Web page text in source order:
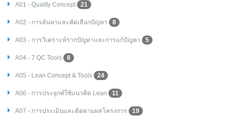
A01 - Quality Concept 21
A02 - การค้นหาและคัดเลือกปัญหา 8
A03 - การวิเคราะห์รากปัญหาและการแก้ปัญหา 5
A04 - 7 QC Tools 8
A05 - Lean Concept & Tools 24
A06 - การประยุกต์ใช้แนวคิด Lean 11
A07 - การประเมินและติดตามผลโครงการ 19